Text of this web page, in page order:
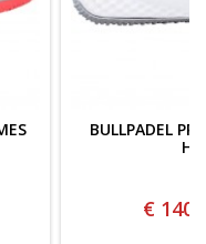
BULLPADEL
€